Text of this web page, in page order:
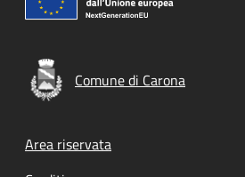
Comune di Carona
Footer menu
Area riservata